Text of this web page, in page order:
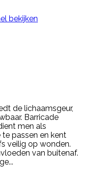
bekijken
de lichaamsgeur,
Barricade
men als
passen en kent
veilig op wonden.
van buitenaf.